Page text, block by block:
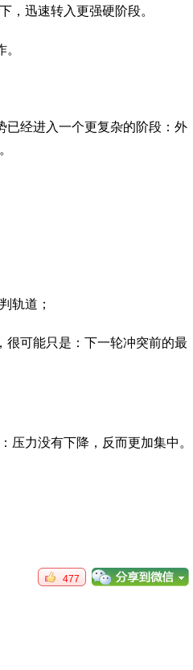
，迅速转入更强硬阶段。
已经进入一个更复杂的阶段：外
轨道；
可能只是：下一轮冲突前的最
压力没有下降，反而更加集中。
477